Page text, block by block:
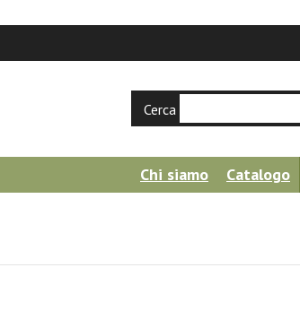
Cerca
Chi siamo Catalogo